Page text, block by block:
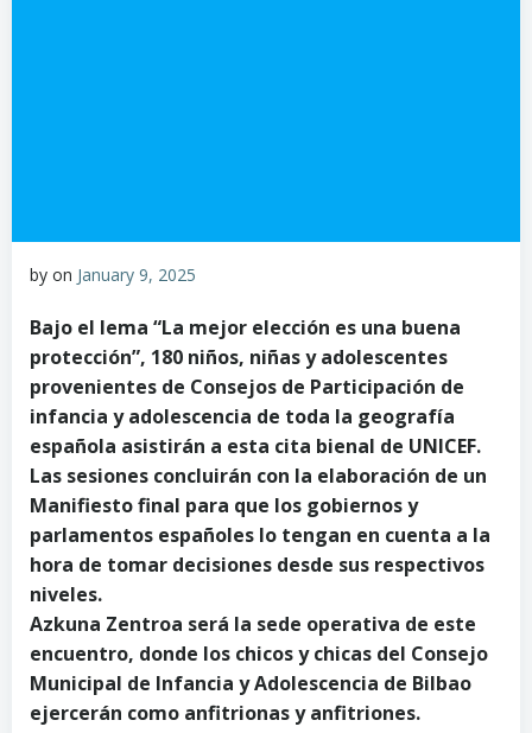
by on January 9, 2025
Bajo el lema “La mejor elección es una buena
protección”, 180 niños, niñas y adolescentes
provenientes de Consejos de Participación de
infancia y adolescencia de toda la geografía
española asistirán a esta cita bienal de UNICEF.
Las sesiones concluirán con la elaboración de un
Manifiesto final para que los gobiernos y
parlamentos españoles lo tengan en cuenta a la
hora de tomar decisiones desde sus respectivos
niveles.
Azkuna Zentroa será la sede operativa de este
encuentro, donde los chicos y chicas del Consejo
Municipal de Infancia y Adolescencia de Bilbao
ejercerán como anfitrionas y anfitriones.